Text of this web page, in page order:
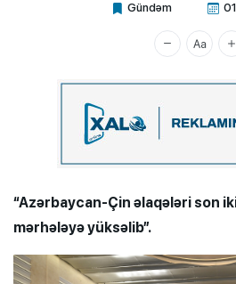
Gündəm
“Azərbaycan-Çin əlaqələri son
mərhələyə yüksəlib”.